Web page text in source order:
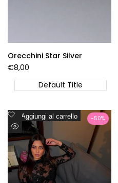
Orecchini Star Silver
Prezzo
vendita
€8,00
Default Title
-50%
Aggiungi al carrello
Aggiungi
alla
lista
dei
desideri
Visualizzazione
Rapida